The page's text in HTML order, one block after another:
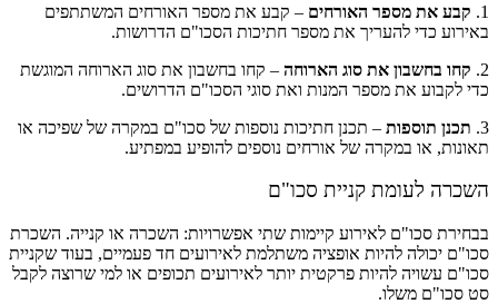
1. קבע את מספר האורחים – קבע את מספר האורחים המשתתפים
באירוע כדי להעריך את מספר חתיכות הסכו"ם הדרושות.
2. קחו בחשבון את סוג הארוחה – קחו בחשבון את סוג הארוחה המוגשת
כדי לקבוע את מספר המנות ואת סוגי הסכו"ם הדרושים.
3. תכנן תוספות – תכנן חתיכות נוספות של סכו"ם במקרה של שפיכה או
תאונות, או במקרה של אורחים נוספים להופיע במפתיע.
השכרה לעומת קניית סכו"ם
בבחירת סכו"ם לאירוע קיימות שתי אפשרויות: השכרה או קנייה. השכרת
סכו"ם יכולה להיות אופציה משתלמת לאירועים חד פעמיים, בעוד שקניית
סכו"ם עשויה להיות פרקטית יותר לאירועים תכופים או למי שרוצה לקבל
סט סכו"ם משלו.